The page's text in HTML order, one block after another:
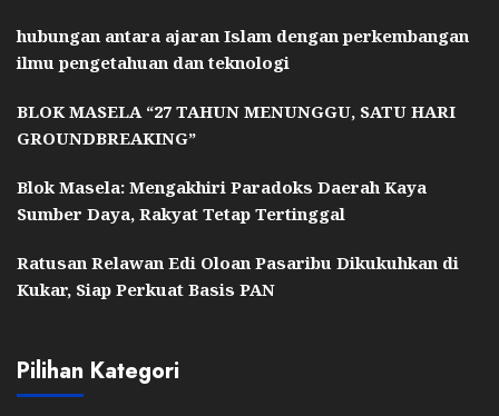
hubungan antara ajaran Islam dengan perkembangan
ilmu pengetahuan dan teknologi
BLOK MASELA “27 TAHUN MENUNGGU, SATU HARI
GROUNDBREAKING”
Blok Masela: Mengakhiri Paradoks Daerah Kaya
Sumber Daya, Rakyat Tetap Tertinggal
Ratusan Relawan Edi Oloan Pasaribu Dikukuhkan di
Kukar, Siap Perkuat Basis PAN
Pilihan Kategori